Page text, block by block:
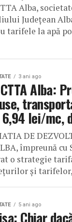
Alba,
Județean
tarifele la apă
3 ani ago
Alba:
lei/mc,
DE
împreună cu
o strategie
și tarifelor,
5 ani ago
Chiar